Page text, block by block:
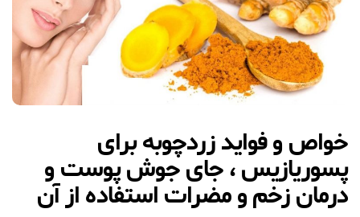
خواص و فواید زردچوبه برای
پسوریازیس ، جای جوش پوست و
درمان زخم و مضرات استفاده از آن